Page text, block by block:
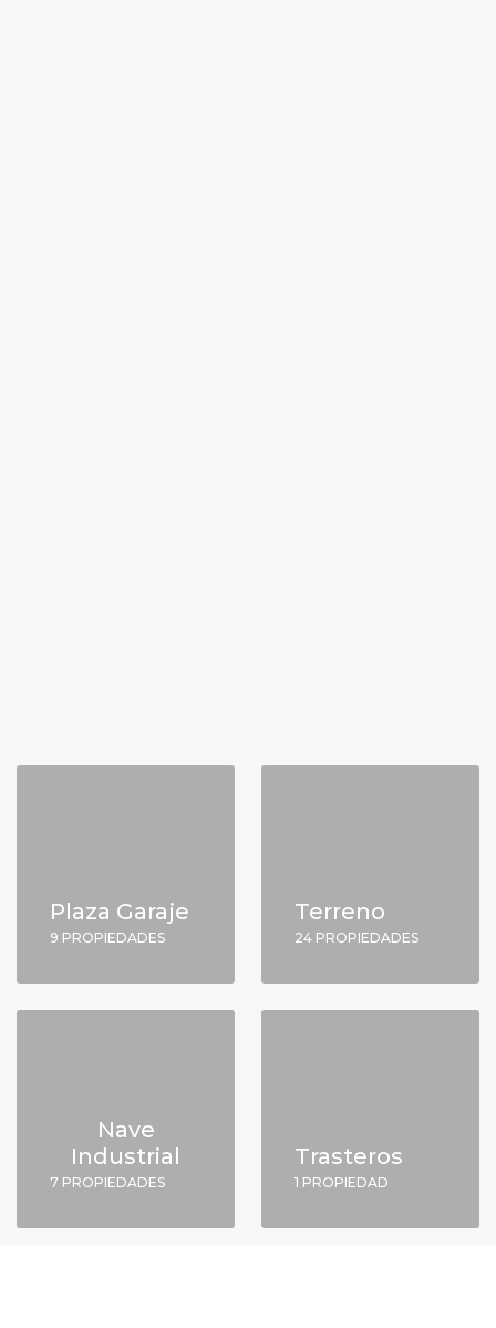
Plaza Garaje
9 PROPIEDADES
Terreno
24 PROPIEDADES
Nave
Industrial
7 PROPIEDADES
Trasteros
1 PROPIEDAD